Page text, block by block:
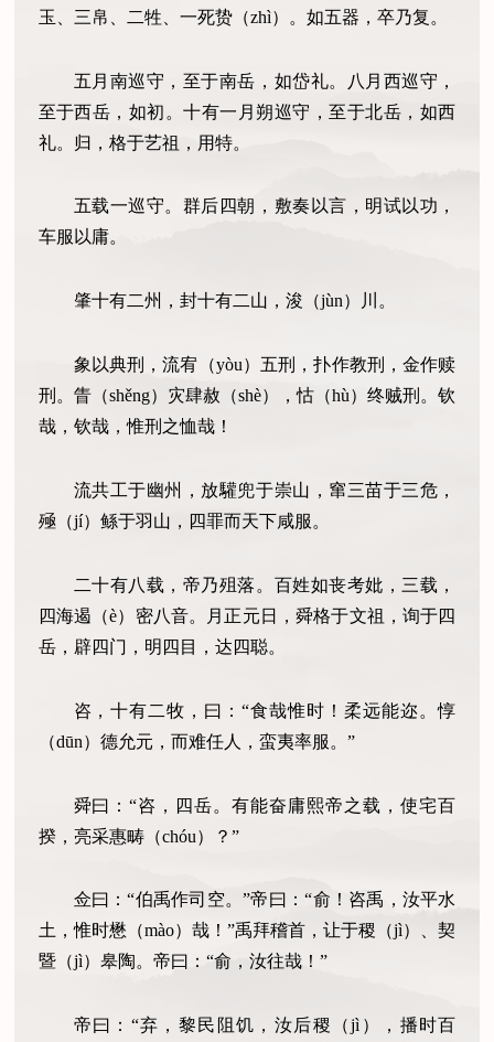
玉、三帛、二牲、一死贽（zhì）。如五器，卒乃复。
五月南巡守，至于南岳，如岱礼。八月西巡守，
至于西岳，如初。十有一月朔巡守，至于北岳，如西
礼。归，格于艺祖，用特。
五载一巡守。群后四朝，敷奏以言，明试以功，
车服以庸。
肇十有二州，封十有二山，浚（jùn）川。
象以典刑，流宥（yòu）五刑，扑作教刑，金作赎
刑。眚（shěng）灾肆赦（shè），怙（hù）终贼刑。钦
哉，钦哉，惟刑之恤哉！
流共工于幽州，放驩兜于崇山，窜三苗于三危，
殛（jí）鲧于羽山，四罪而天下咸服。
二十有八载，帝乃殂落。百姓如丧考妣，三载，
四海遏（è）密八音。月正元日，舜格于文祖，询于四
岳，辟四门，明四目，达四聪。
咨，十有二牧，曰：“食哉惟时！柔远能迩。惇
（dūn）德允元，而难任人，蛮夷率服。”
舜曰：“咨，四岳。有能奋庸熙帝之载，使宅百
揆，亮采惠畴（chóu）？”
佥曰：“伯禹作司空。”帝曰：“俞！咨禹，汝平水
土，惟时懋（mào）哉！”禹拜稽首，让于稷（jì）、契
暨（jì）皋陶。帝曰：“俞，汝往哉！”
帝曰：“弃，黎民阻饥，汝后稷（jì），播时百